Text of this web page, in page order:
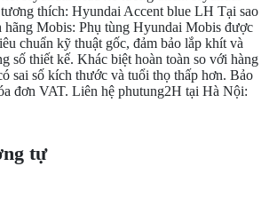
thích: Hyundai Accent blue LH Tại sao
hãng Mobis: Phụ tùng Hyundai Mobis được
chuẩn kỹ thuật gốc, đảm bảo lắp khít và
số thiết kế. Khác biệt hoàn toàn so với hàng
sai số kích thước và tuổi thọ thấp hơn. Bảo
đơn VAT. Liên hệ phutung2H tại Hà Nội:
tự